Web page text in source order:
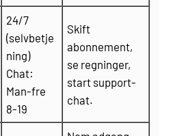
24/7
(selvbetje
ning)
Chat:
Man-fre
8-19
Skift
abonnement,
se regninger,
start support-
chat.